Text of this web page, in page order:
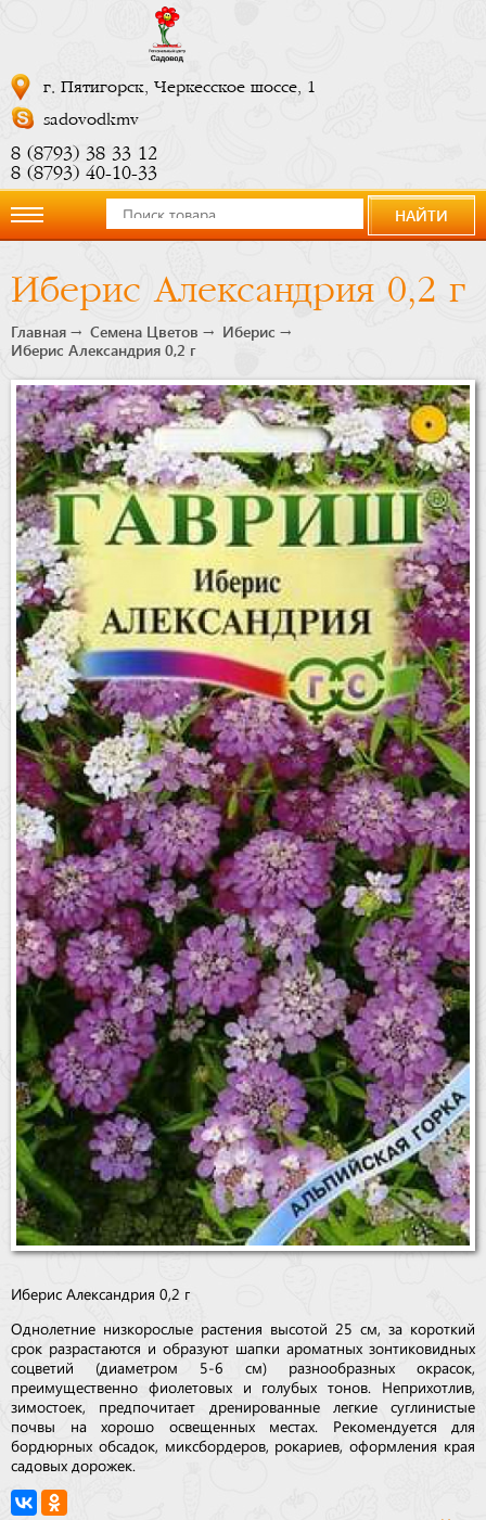
г. Пятигорск, Черкесское шоссе, 1
sadovodkmv
8 (8793) 38 33 12
8 (8793) 40-10-33
компании
Новости
Купить
сейчас
Бренды
Доставка
Оптовикам
НАЙТИ
Иберис Александрия 0,2 г
Главная Семена Цветов
Иберис
Иберис Александрия 0,2 г
Иберис Александрия 0,2 г
Однолетние низкорослые растения высотой 25 см, за короткий
срок разрастаются и образуют шапки ароматных зонтиковидных
соцветий (диаметром 5-6 см) разнообразных окрасок,
преимущественно фиолетовых и голубых тонов. Неприхотлив,
зимостоек, предпочитает дренированные легкие суглинистые
почвы на хорошо освещенных местах. Рекомендуется для
бордюрных обсадок, миксбордеров, рокариев, оформления края
садовых дорожек.